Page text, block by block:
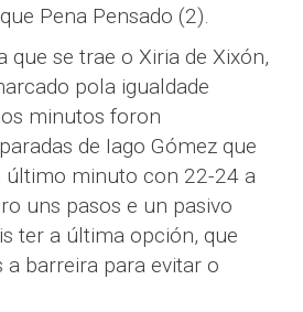
Pena Pensado (2).
se trae o Xiria de Xixón,
pola igualdade
minutos foron
de Iago Gómez que
último minuto con 22-24 a
uns pasos e un pasivo
ter a última opción, que
a barreira para evitar o